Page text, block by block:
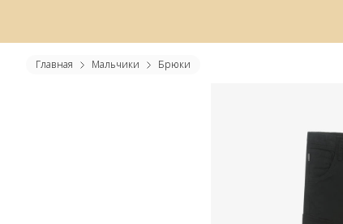
Главная Мальчики Брюки